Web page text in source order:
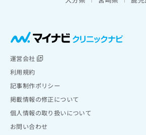
運営会社
利用規約
記事制作ポリシー
掲載情報の修正について
個人情報の取り扱いについて
お問い合わせ